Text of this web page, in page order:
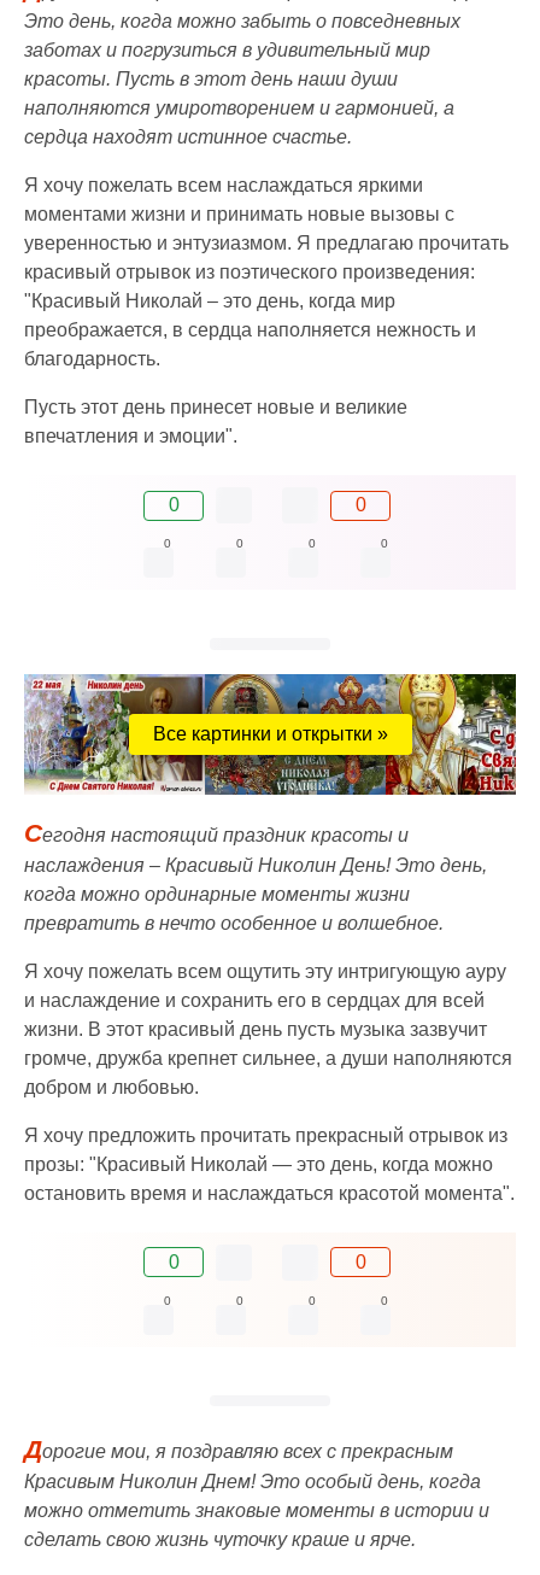
Это день, когда можно забыть о повседневных
заботах и погрузиться в удивительный мир
красоты. Пусть в этот день наши души
наполняются умиротворением и гармонией, а
сердца находят истинное счастье.
Я хочу пожелать всем наслаждаться яркими
моментами жизни и принимать новые вызовы с
уверенностью и энтузиазмом. Я предлагаю прочитать
красивый отрывок из поэтического произведения:
"Красивый Николай – это день, когда мир
преображается, в сердца наполняется нежность и
благодарность.
Пусть этот день принесет новые и великие
впечатления и эмоции".
0 0
0 0 0 0
Все картинки и открытки »
Сегодня настоящий праздник красоты и
наслаждения – Красивый Николин День! Это день,
когда можно ординарные моменты жизни
превратить в нечто особенное и волшебное.
Я хочу пожелать всем ощутить эту интригующую ауру
и наслаждение и сохранить его в сердцах для всей
жизни. В этот красивый день пусть музыка зазвучит
громче, дружба крепнет сильнее, а души наполняются
добром и любовью.
Я хочу предложить прочитать прекрасный отрывок из
прозы: "Красивый Николай — это день, когда можно
остановить время и наслаждаться красотой момента".
0 0
0 0 0 0
Дорогие мои, я поздравляю всех с прекрасным
Красивым Николин Днем! Это особый день, когда
можно отметить знаковые моменты в истории и
сделать свою жизнь чуточку краше и ярче.